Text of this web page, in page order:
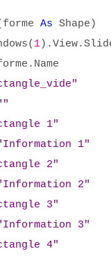
As Shape)
1
1"
1"
2"
2"
3"
3"
4"